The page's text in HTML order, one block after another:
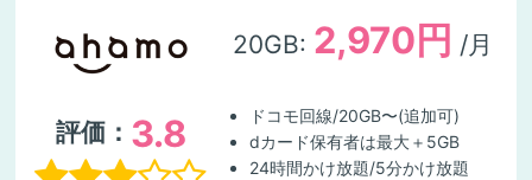
20GB: 2,970円 /月
評価： 3.8
ドコモ回線/20GB〜(追加可)
dカード保有者は最大＋5GB
24時間かけ放題/5分かけ放題